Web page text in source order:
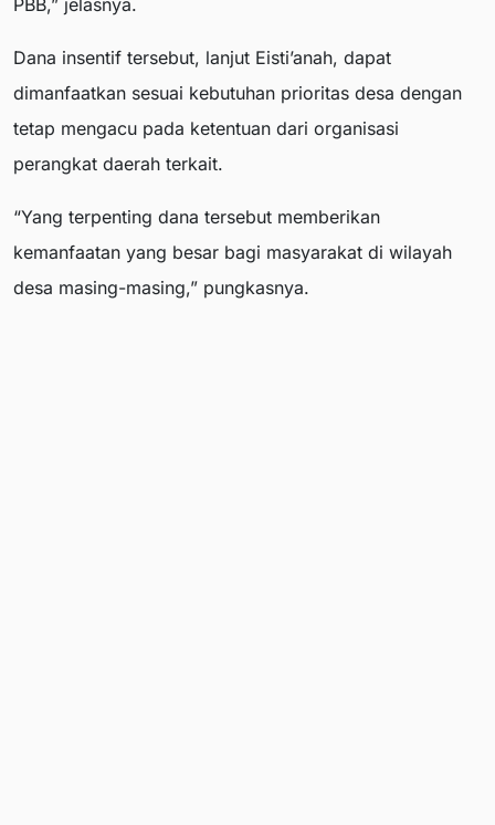
PBB,” jelasnya.
Dana insentif tersebut, lanjut Eisti’anah, dapat
dimanfaatkan sesuai kebutuhan prioritas desa dengan
tetap mengacu pada ketentuan dari organisasi
perangkat daerah terkait.
“Yang terpenting dana tersebut memberikan
kemanfaatan yang besar bagi masyarakat di wilayah
desa masing-masing,” pungkasnya.